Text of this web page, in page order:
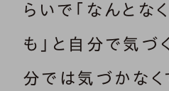
らいで「なんとな
も」と自分で気づ
分では気づかなく